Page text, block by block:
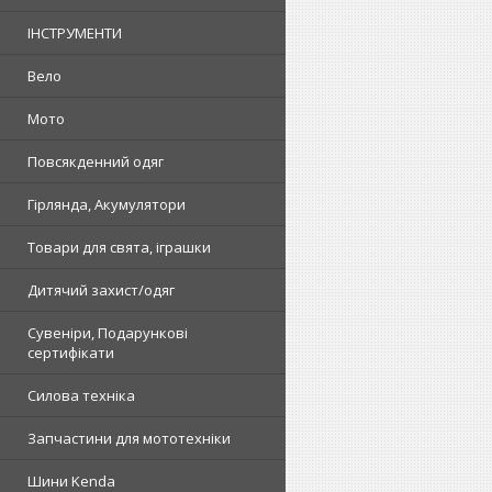
ІНСТРУМЕНТИ
Вело
Мото
Повсякденний одяг
Гірлянда, Акумулятори
Товари для свята, іграшки
Дитячий захист/одяг
Сувеніри, Подарункові
сертифікати
Силова техніка
Запчастини для мототехніки
Шини Kenda